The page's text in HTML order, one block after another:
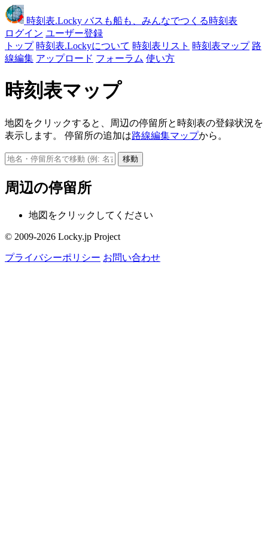
時刻表.Locky バスも船も、みんなでつくる時刻表
ログイン ユーザー登録
トップ 時刻表.Lockyについて 時刻表リスト 時刻表マップ 路
線編集 アップロード フォーラム 使い方
時刻表マップ
地図をクリックすると、周辺の停留所と時刻表の登録状況を
表示します。 停留所の追加は路線編集マップから。
移動
周辺の停留所
地図をクリックしてください
© 2009-2026 Locky.jp Project
プライバシーポリシー お問い合わせ